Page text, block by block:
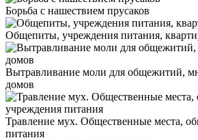
Борьба с нашествием прусаков
Общепиты, учреждения питания,
Вытравливание моли для общежитий,
домов
Травление мух. Общественные места,
питания